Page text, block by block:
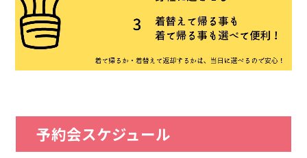
予約会スケジュール